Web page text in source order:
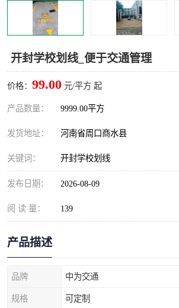
开封学校划线_便于交通管理
价格： 99.00 元/平方 起
产品数量： 9999.00平方
发货地址： 河南省周口商水县
关键词： 开封学校划线
发布日期： 2026-08-09
阅 读 量： 139
产品描述
品牌 中为交通
规格 可定制